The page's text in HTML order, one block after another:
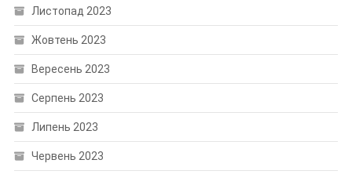
Листопад 2023
Жовтень 2023
Вересень 2023
Серпень 2023
Липень 2023
Червень 2023